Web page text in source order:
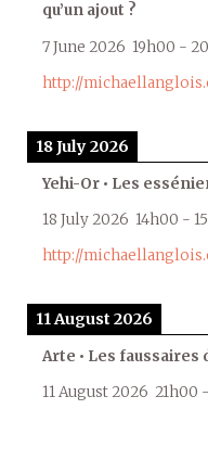
qu’un ajout ?
7 June 2026 19h00 -
http://
18 July 2026
Yehi-Or • Les
18 July 2026 14h00 -
http://
11 August 2026
Arte • Les faussaires
11 August 2026 21h00 -